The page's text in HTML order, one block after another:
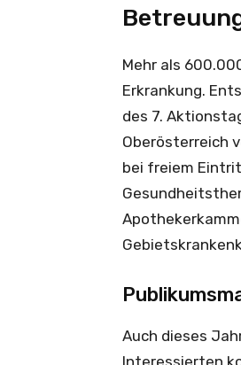
Mehr als
Erkrankung.
des 7.
Oberösterreich
bei freiem
Auch dieses